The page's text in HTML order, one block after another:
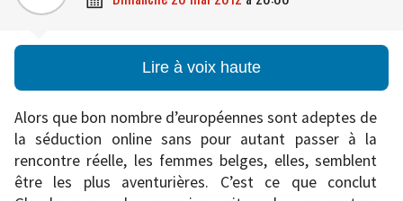
Lire à voix haute
Alors que bon nombre d’européennes sont adeptes de
la séduction online sans pour autant passer à la
rencontre réelle, les femmes belges, elles, semblent
être les plus aventurières. C’est ce que conclut